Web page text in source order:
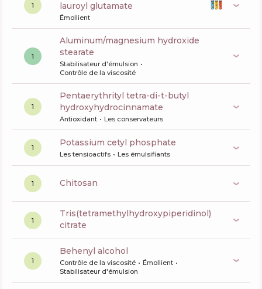
1
lauroyl glutamate
Émollient
1
aluminum/magnesium hydroxide
stearate
Stabilisateur d'émulsion
Contrôle de la viscosité
1
pentaerythrityl tetra-di-t-butyl
hydroxyhydrocinnamate
Antioxidant Les conservateurs
1 potassium cetyl phosphate
Les tensioactifs Les émulsifiants
1 chitosan
1
tris(tetramethylhydroxypiperidinol)
citrate
1
behenyl alcohol
Contrôle de la viscosité
Émollient
Stabilisateur d'émulsion